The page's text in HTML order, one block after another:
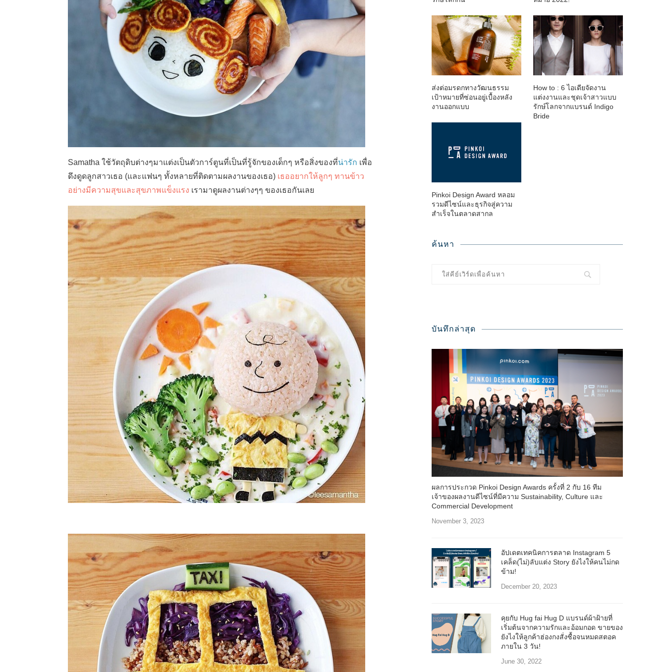
Samatha ใช้วัตถุดิบต่างๆมาแต่งเป็นตัวการ์ตูนที่เป็นที่รู้จักของเด็กๆ หรือสิ่งของที่น่ารัก เพื่อ
ดึงดูดลูกสาวเธอ (และแฟนๆ ทั้งหลายที่ติดตามผลงานของเธอ) เธออยากให้ลูกๆ ทานข้าว
อย่างมีความสุขและสุขภาพแข็งแรง เรามาดูผลงานต่างๆๆ ของเธอกันเลย
ส่งต่อมรดกทางวัฒนธรรม
เป้าหมายที่ซ่อนอยู่เบื้องหลัง
งานออกแบบ
How to : 6 ไอเดียจัดงาน
แต่งงานและชุดเจ้าสาวแบบ
รักษ์โลกจากแบรนด์ Indigo
Bride
Pinkoi Design Award หลอม
รวมดีไซน์และธุรกิจสู่ความ
สำเร็จในตลาดสากล
ค้นหา
บันทึกล่าสุด
ผลการประกวด Pinkoi Design Awards ครั้งที่ 2 กับ 16 ทีม
เจ้าของผลงานดีไซน์ที่มีความ Sustainability, Culture และ
Commercial Development
November 3, 2023
อัปเดตเทคนิคการตลาด Instagram 5
เคล็ด(ไม่)ลับแต่ง Story ยังไงให้คนไม่กด
ข้าม!
December 20, 2023
คุยกับ Hug fai Hug D แบรนด์ผ้าฝ้ายที่
เริ่มต้นจากความรักและอ้อมกอด ขายของ
ยังไงให้ลูกค้าฮ่องกงสั่งซื้อจนหมดสตอค
ภายใน 3 วัน!
June 30, 2022